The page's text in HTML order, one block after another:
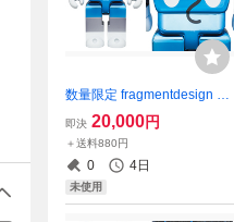
数量限定 fragmentdesign MI
CKEY MOUSE Blue ver. 40
0%ベアブリック/未使用
即決 20,000円
＋送料880円
0 4日
未使用